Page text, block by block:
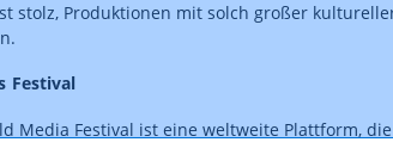
stolz, Produktionen mit solch großer
Festival
Media Festival ist eine weltweite Plattform,
im Rundfunk- und Nicht-Rundfunk-